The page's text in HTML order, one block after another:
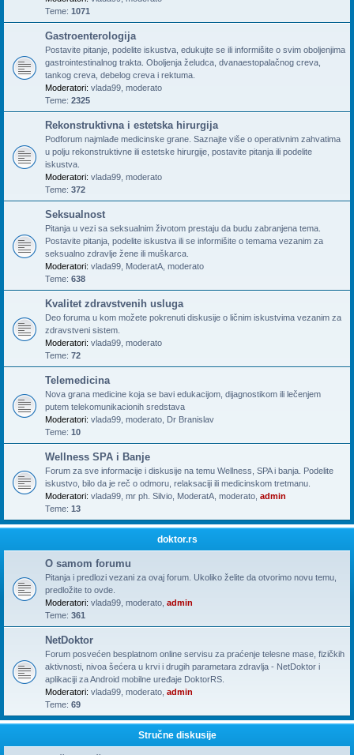
Teme: 1071
Gastroenterologija
Postavite pitanje, podelite iskustva, edukujte se ili informišite o svim oboljenjima
gastrointestinalnog trakta. Oboljenja želudca, dvanaestopalačnog creva,
tankog creva, debelog creva i rektuma.
Moderatori: vlada99 moderato
Teme: 2325
Rekonstruktivna i estetska hirurgija
Podforum najmlađe medicinske grane. Saznajte više o operativnim zahvatima
u polju rekonstruktivne ili estetske hirurgije, postavite pitanja ili podelite
iskustva.
Moderatori: vlada99 moderato
Teme: 372
Seksualnost
Pitanja u vezi sa seksualnim životom prestaju da budu zabranjena tema.
Postavite pitanja, podelite iskustva ili se informišite o temama vezanim za
seksualno zdravlje žene ili muškarca.
Moderatori: vlada99 ModeratA moderato
Teme: 638
Kvalitet zdravstvenih usluga
Deo foruma u kom možete pokrenuti diskusije o ličnim iskustvima vezanim za
zdravstveni sistem.
Moderatori: vlada99 moderato
Teme: 72
Telemedicina
Nova grana medicine koja se bavi edukacijom, dijagnostikom ili lečenjem
putem telekomunikacionih sredstava
Moderatori: vlada99 moderato Dr Branislav
Teme: 10
Wellness SPA i Banje
Forum za sve informacije i diskusije na temu Wellness, SPA i banja. Podelite
iskustvo, bilo da je reč o odmoru, relaksaciji ili medicinskom tretmanu.
Moderatori: vlada99 mr ph. Silvio ModeratA moderato admin
Teme: 13
doktor.rs
O samom forumu
Pitanja i predlozi vezani za ovaj forum. Ukoliko želite da otvorimo novu temu,
predložite to ovde.
Moderatori: vlada99 moderato admin
Teme: 361
NetDoktor
Forum posvećen besplatnom online servisu za praćenje telesne mase, fizičkih
aktivnosti, nivoa šećera u krvi i drugih parametara zdravlja - NetDoktor i
aplikaciji za Android mobilne uređaje DoktorRS.
Moderatori: vlada99 moderato admin
Teme: 69
Stručne diskusije